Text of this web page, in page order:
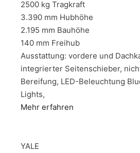
2500 kg Tragkraft
3.390 mm Hubhöhe
2.195 mm Bauhöhe
140 mm Freihub
Ausstattung: vordere und
integrierter Seitenschieber,
Bereifung, LED-Beleuchtung
Lights,
Mehr erfahren
YALE